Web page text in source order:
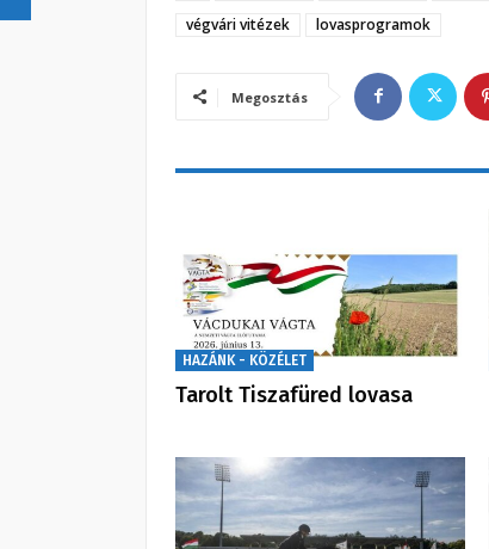
végvári vitézek
lovasprogramok
Megosztás
HAZÁNK - KÖZÉLET
Tarolt Tiszafüred lovasa